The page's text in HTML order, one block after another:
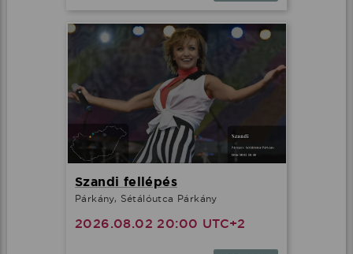
Szandi fellépés
Párkány, Sétálóutca Párkány
2026.08.02 20:00 UTC+2